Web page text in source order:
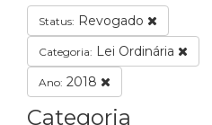
Status: Revogado
Categoria: Lei Ordinária
Ano: 2018
Categoria